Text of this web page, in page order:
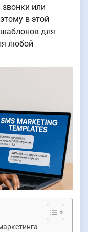
или
в этой
для
любой